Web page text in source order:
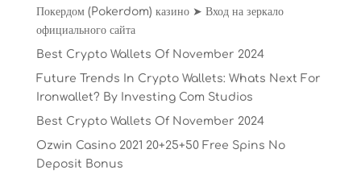
Покердом (Pokerdom) казино ➤ Вход на зеркало
официального сайта
Best Crypto Wallets Of November 2024
Future Trends In Crypto Wallets: Whats Next For
Ironwallet? By Investing Com Studios
Best Crypto Wallets Of November 2024
Ozwin Casino 2021 20+25+50 Free Spins No
Deposit Bonus